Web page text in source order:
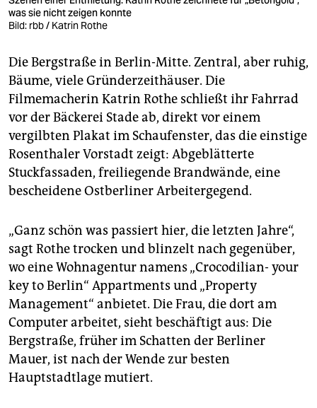
verlag
shop
fragen & hilfe
unterstützen
abo
genossenschaft
was sie nicht zeigen konnte
Bild: rbb / Katrin Rothe
Die Bergstraße in Berlin-Mitte. Zentral, aber ruhig,
Bäume, viele Gründerzeithäuser. Die
Filmemacherin Katrin Rothe schließt ihr Fahrrad
vor der Bäckerei Stade ab, direkt vor einem
vergilbten Plakat im Schaufenster, das die einstige
Rosenthaler Vorstadt zeigt: Abgeblätterte
Stuckfassaden, freiliegende Brandwände, eine
bescheidene Ostberliner Arbeitergegend.
„Ganz schön was passiert hier, die letzten Jahre“,
sagt Rothe trocken und blinzelt nach gegenüber,
wo eine Wohnagentur namens „Crocodilian- your
key to Berlin“ Appartments und „Property
Management“ anbietet. Die Frau, die dort am
Computer arbeitet, sieht beschäftigt aus: Die
Bergstraße, früher im Schatten der Berliner
Mauer, ist nach der Wende zur besten
Hauptstadtlage mutiert.